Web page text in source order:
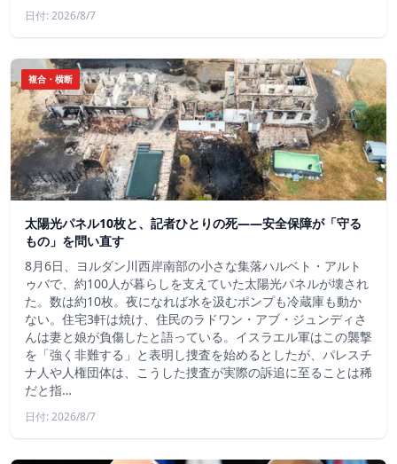
日付: 2026/8/7
複合・横断
太陽光パネル10枚と、記者ひとりの死——安全保障が「守る
もの」を問い直す
8月6日、ヨルダン川西岸南部の小さな集落ハルベト・アルト
ゥバで、約100人が暮らしを支えていた太陽光パネルが壊され
た。数は約10枚。夜になれば水を汲むポンプも冷蔵庫も動か
ない。住宅3軒は焼け、住民のラドワン・アブ・ジュンディさ
んは妻と娘が負傷したと語っている。イスラエル軍はこの襲撃
を「強く非難する」と表明し捜査を始めるとしたが、パレスチ
ナ人や人権団体は、こうした捜査が実際の訴追に至ることは稀
だと指…
日付: 2026/8/7